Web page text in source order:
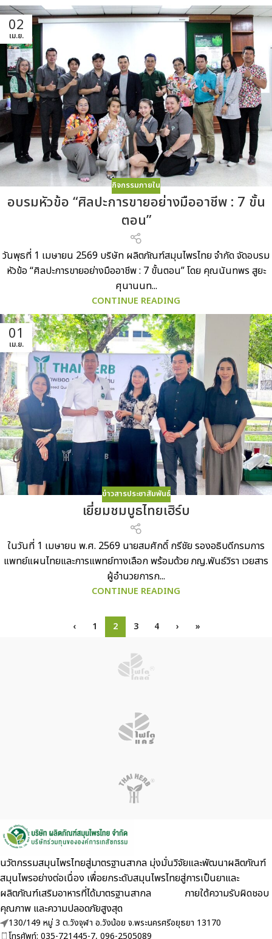
02
เม.ย.
กิจกรรมภายใน
อบรมหัวข้อ “ศิลปะการขายอย่างมืออาชีพ : 7 ขั้น
ตอน”
วันพุธที่ 1 เมษายน 2569 บริษัท ผลิตภัณฑ์สมุนไพรไทย จำกัด จัดอบรม
หัวข้อ “ศิลปะการขายอย่างมืออาชีพ : 7 ขั้นตอน” โดย คุณนันทพร สูยะ
ศุนานนท...
CONTINUE READING
01
เม.ย.
ข่าวสารประชาสัมพันธ์
เยี่ยมชมบูธไทยเฮิร์บ
ในวันที่ 1 เมษายน พ.ศ. 2569 นายสมศักดิ์ กรีชัย รองอธิบดีกรมการ
แพทย์แผนไทยและการแพทย์ทางเลือก พร้อมด้วย ภญ.พันธ์วิรา เวยสาร
ผู้อำนวยการก...
CONTINUE READING
‹ 1 2 3 4 › »
นวัตกรรมสมุนไพรไทยสู่มาตรฐานสากล มุ่งมั่นวิจัยและพัฒนาผลิตภัณฑ์
สมุนไพรอย่างต่อเนื่อง เพื่อยกระดับสมุนไพรไทยสู่การเป็นยาและ
ผลิตภัณฑ์เสริมอาหารที่ได้มาตรฐานสากล ภายใต้ความรับผิดชอบ
คุณภาพ และความปลอดภัยสูงสุด
130/149 หมู่ 3 ต.วังจุฬา อ.วังน้อย จ.พระนครศรีอยุธยา 13170
โทรศัพท์: 035-721445-7, 096-2505089